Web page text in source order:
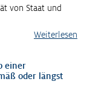
von Staat und
Weiterlesen
einer
oder längst